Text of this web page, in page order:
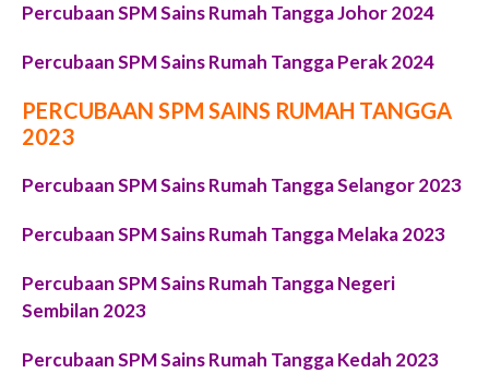
Percubaan SPM Sains Rumah Tangga Johor 2024
Percubaan SPM Sains Rumah Tangga Perak 2024
PERCUBAAN SPM SAINS RUMAH TANGGA
2023
Percubaan SPM Sains Rumah Tangga Selangor 2023
Percubaan SPM Sains Rumah Tangga Melaka 2023
Percubaan SPM Sains Rumah Tangga Negeri
Sembilan 2023
Percubaan SPM Sains Rumah Tangga Kedah 2023